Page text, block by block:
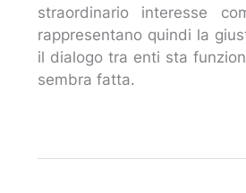
straordinario interesse
rappresentano quindi la
il dialogo tra enti sta
sembra fatta.